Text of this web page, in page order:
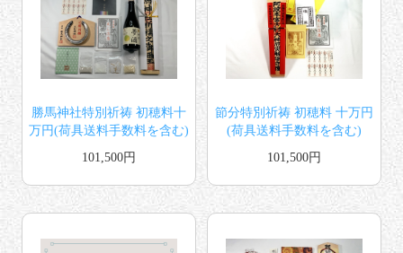
勝馬神社特別祈祷 初穂料十
万円(荷具送料手数料を含む)
101,500円
節分特別祈祷 初穂料 十万円
(荷具送料手数料を含む)
101,500円